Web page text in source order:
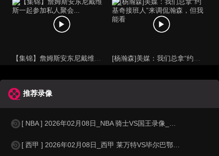
推荐录像
[ NBA ] 2026年02月08日_NBA 骑士VS国王录像_高清录像【
[ 西甲 ] 2026年02月08日_西甲 莱万特VS毕尔巴鄂录像_全场录